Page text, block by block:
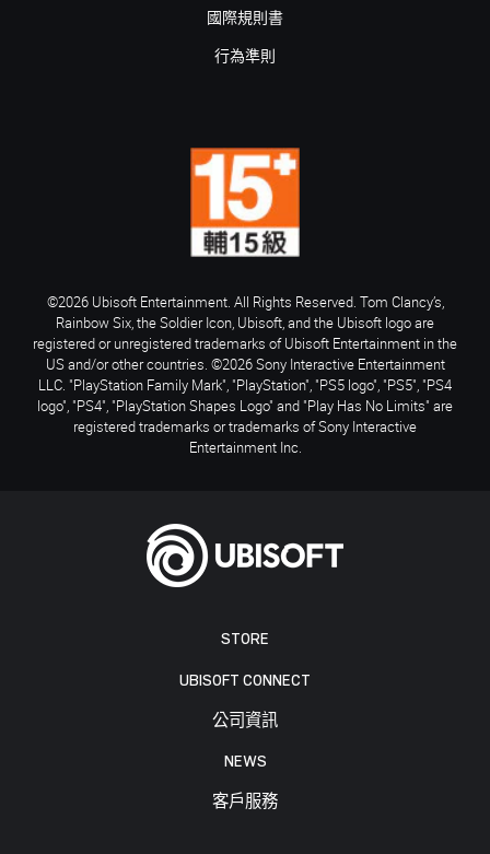
STORE
UBISOFT CONNECT
公司資訊
NEWS
客戶服務
國際規則書
行為準則
©2026 Ubisoft Entertainment. All Rights Reserved. Tom Clancy’s,
Rainbow Six, the Soldier Icon, Ubisoft, and the Ubisoft logo are
registered or unregistered trademarks of Ubisoft Entertainment in the
US and/or other countries. ©2026 Sony Interactive Entertainment
LLC. "PlayStation Family Mark", "PlayStation", "PS5 logo", "PS5", "PS4
logo", "PS4", "PlayStation Shapes Logo" and "Play Has No Limits" are
registered trademarks or trademarks of Sony Interactive
Entertainment Inc.